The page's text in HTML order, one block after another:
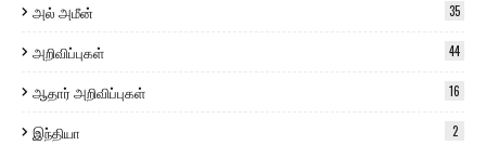
அல் அமீன் 35
அறிவிப்புகள் 44
ஆதார் அறிவிப்புகள் 16
இந்தியா 2